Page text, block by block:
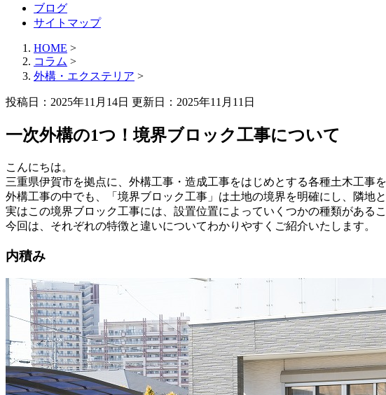
ブログ
サイトマップ
HOME >
コラム >
外構・エクステリア >
投稿日：2025年11月14日 更新日： 2025年11月11日
一次外構の1つ！境界ブロック工事について
こんにちは。
三重県伊賀市を拠点に、外構工事・造成工事をはじめとする各種土木工事
外構工事の中でも、「境界ブロック工事」は土地の境界を明確にし、隣地
実はこの境界ブロック工事には、設置位置によっていくつかの種類がある
今回は、それぞれの特徴と違いについてわかりやすくご紹介いたします。
内積み